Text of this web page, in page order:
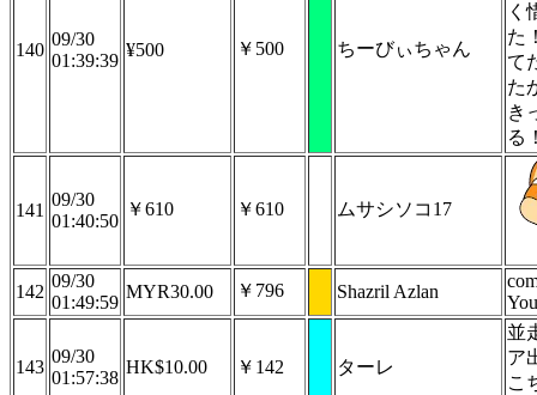
140
09/30
01:39:39
¥500 ￥500 ちーびぃちゃん
く
た
て
た
き
る
141
09/30
01:40:50
￥610 ￥610 ムサシソコ17
142
09/30
01:49:59
MYR30.00 ￥796 Shazril Azlan
143
09/30
01:57:38
HK$10.00 ￥142 ターレ
並
ア
こ